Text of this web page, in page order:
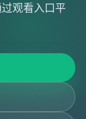
观看入口平